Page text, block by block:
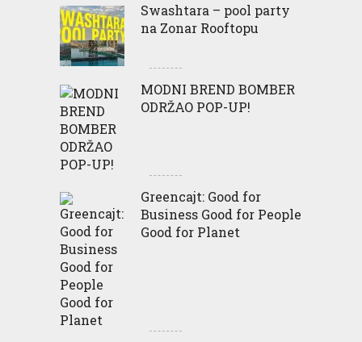
Swashtara – pool party
na Zonar Rooftopu
MODNI BREND BOMBER
ODRŽAO POP-UP!
Greencajt: Good for
Business Good for People
Good for Planet